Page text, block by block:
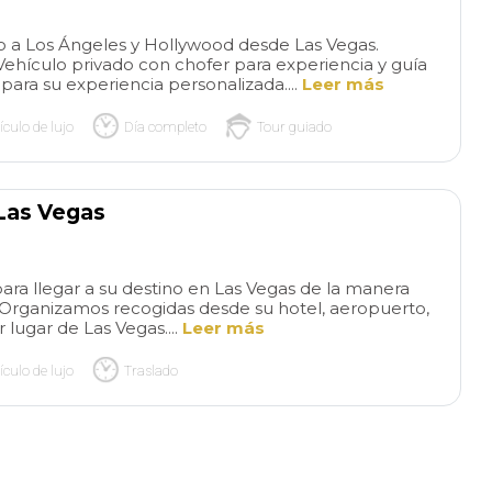
this tour and
Everything went
and even though it
sorts of stories
his grandparents,
Los Ángeles y Hollywood desde Las Vegas.
privado con chofer para experiencia y guía
su experiencia personalizada.... Leer más
de lujo Día completo Tour guiado
Vegas
llegar a su destino en Las Vegas de la manera
recogidas desde su hotel, aeropuerto,
de Las Vegas.... Leer más
de lujo Traslado